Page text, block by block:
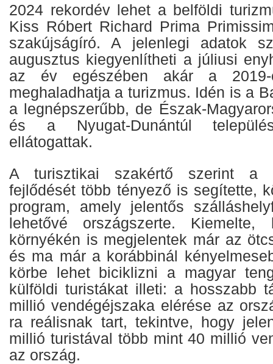
2024 rekordév lehet a belföldi
Kiss Róbert Richard Prima
szakújságíró. A jelenlegi adatok
augusztus kiegyenlítheti a júliusi
az év egészében akár a
meghaladhatja a turizmus. Idén is a
a legnépszerűbb, de Észak-
és a Nyugat-Dunántúl
ellátogattak.
A turisztikai szakértő szerint a
fejlődését több tényező is segítette,
program, amely jelentős
lehetővé országszerte.
környékén is megjelentek már az
és ma már a korábbinál
körbe lehet biciklizni a magyar
külföldi turistákat illeti: a hosszabb
millió vendégéjszaka elérése az
ra reálisnak tart, tekintve, hogy
millió turistával több mint 40 millió
az ország.